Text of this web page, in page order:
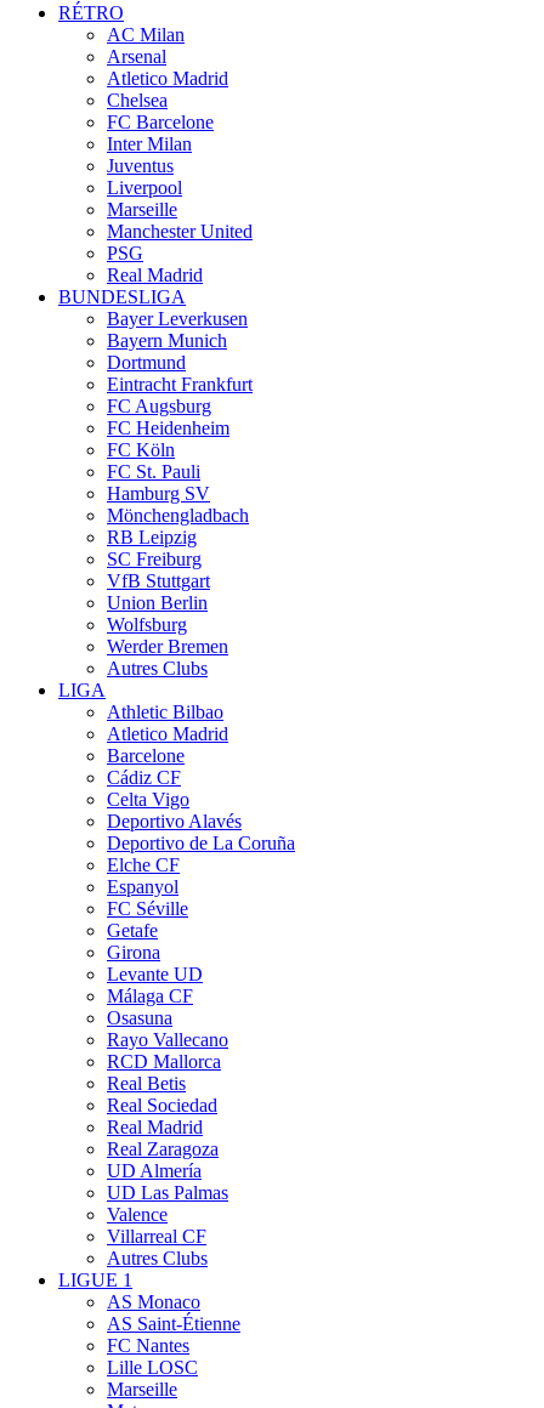
RÉTRO
AC Milan
Arsenal
Atletico Madrid
Chelsea
FC Barcelone
Inter Milan
Juventus
Liverpool
Marseille
Manchester United
PSG
Real Madrid
BUNDESLIGA
Bayer Leverkusen
Bayern Munich
Dortmund
Eintracht Frankfurt
FC Augsburg
FC Heidenheim
FC Köln
FC St. Pauli
Hamburg SV
Mönchengladbach
RB Leipzig
SC Freiburg
VfB Stuttgart
Union Berlin
Wolfsburg
Werder Bremen
Autres Clubs
LIGA
Athletic Bilbao
Atletico Madrid
Barcelone
Cádiz CF
Celta Vigo
Deportivo Alavés
Deportivo de La Coruña
Elche CF
Espanyol
FC Séville
Getafe
Girona
Levante UD
Málaga CF
Osasuna
Rayo Vallecano
RCD Mallorca
Real Betis
Real Sociedad
Real Madrid
Real Zaragoza
UD Almería
UD Las Palmas
Valence
Villarreal CF
Autres Clubs
LIGUE 1
AS Monaco
AS Saint-Étienne
FC Nantes
Lille LOSC
Marseille